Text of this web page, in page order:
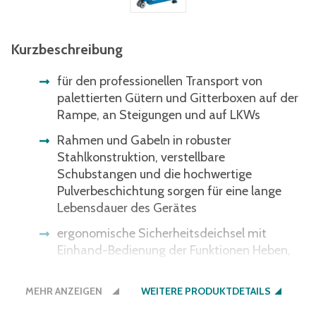
Kurzbeschreibung
für den professionellen Transport von
palettierten Gütern und Gitterboxen auf der
Rampe, an Steigungen und auf LKWs
Rahmen und Gabeln in robuster
Stahlkonstruktion, verstellbare
Schubstangen und die hochwertige
Pulverbeschichtung sorgen für eine lange
Lebensdauer des Gerätes
ergonomische Sicherheitsdeichsel mit
Einhand-Bedienung der Funktionen Heben,
gummierter Deichselgriff für sichere
MEHR ANZEIGEN WEITERE PRODUKTDETAILS